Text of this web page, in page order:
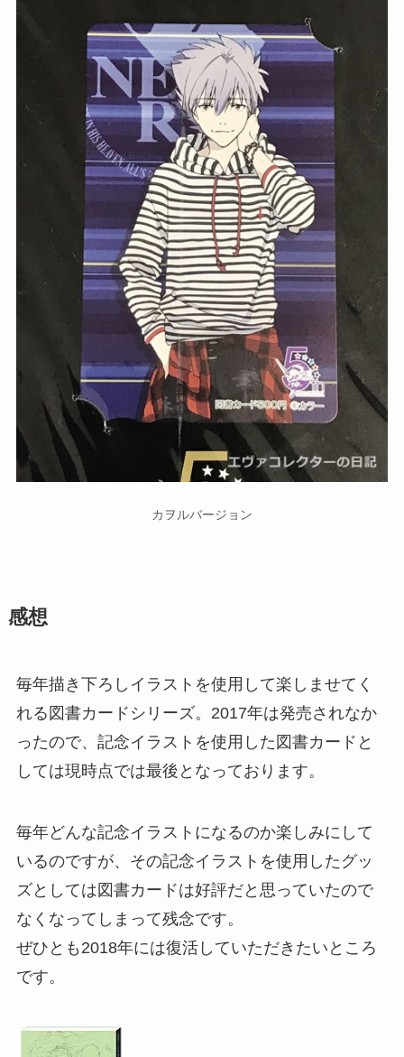
カヲルバージョン
感想
毎年描き下ろしイラストを使用して楽しませてく
れる図書カードシリーズ。2017年は発売されなか
ったので、記念イラストを使用した図書カードと
しては現時点では最後となっております。
毎年どんな記念イラストになるのか楽しみにして
いるのですが、その記念イラストを使用したグッ
ズとしては図書カードは好評だと思っていたので
なくなってしまって残念です。
ぜひとも2018年には復活していただきたいところ
です。